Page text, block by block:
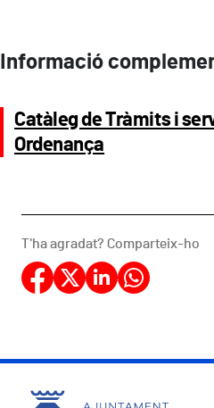
Informació
Catàleg de Tràmits i
Ordenança
T'ha agradat? Comparteix-ho